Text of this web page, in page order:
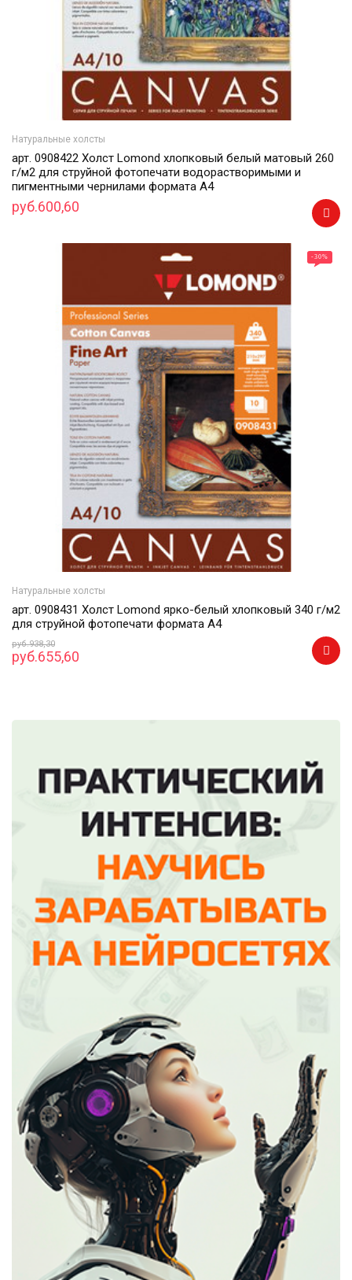
Натуральные холсты
арт. 0908422 Холст Lomond хлопковый белый матовый 260
г/м2 для струйной фотопечати водорастворимыми и
пигментными чернилами формата А4
руб.600,60
-30%
Натуральные холсты
арт. 0908431 Холст Lomond ярко-белый хлопковый 340 г/м2
для струйной фотопечати формата А4
руб.938,30
руб.655,60